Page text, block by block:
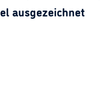
ausgezeichnet